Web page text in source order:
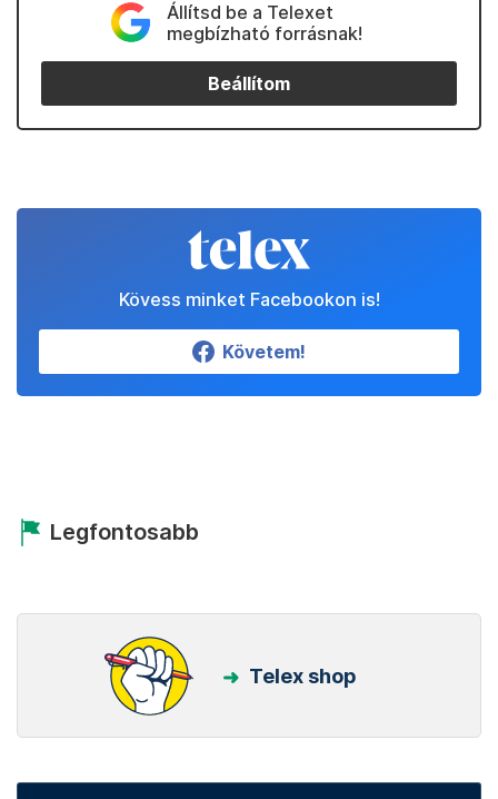
Állítsd be a Telexet
megbízható forrásnak!
Beállítom
Kövess minket Facebookon is!
Követem!
Legfontosabb
Telex shop